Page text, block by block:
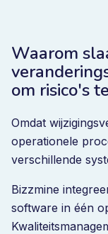
Waarom
om risico's
Omdat
operationele
verschillende
Bizzmine
software in één